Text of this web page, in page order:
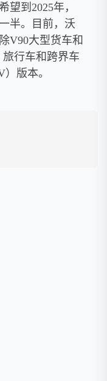
望到2025年，
半。目前，沃
V90大型货车和
行车和跨界车
版本。